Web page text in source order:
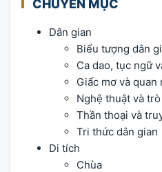
CHUYÊN MỤC
Dân gian
Biểu tượng dân
Ca dao, tục ngữ
Giấc mơ và quan
Nghệ thuật và
Thần thoại và
Tri thức dân gian
Di tích
Chùa